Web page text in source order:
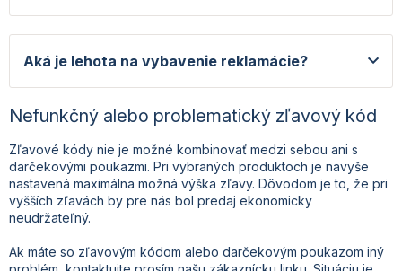
Aká je lehota na vybavenie reklamácie?
Nefunkčný alebo problematický zľavový kód
Zľavové kódy nie je možné kombinovať medzi sebou ani s
darčekovými poukazmi. Pri vybraných produktoch je navyše
nastavená maximálna možná výška zľavy. Dôvodom je to, že pri
vyšších zľavách by pre nás bol predaj ekonomicky
neudržateľný.
Ak máte so zľavovým kódom alebo darčekovým poukazom iný